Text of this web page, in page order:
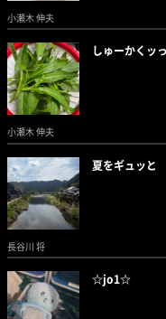
小瀬木 伸夫
しゅーかくッ
小瀬木 伸夫
夏をギュッと
長谷川 将
☆jo1☆